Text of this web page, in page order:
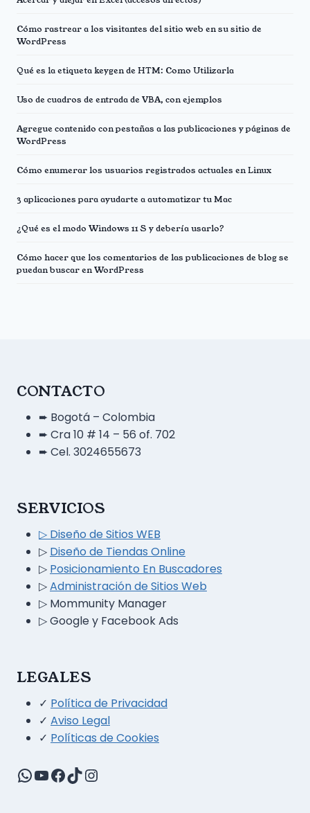
Cómo rastrear a los visitantes del sitio web en su sitio de
WordPress
Qué es la etiqueta keygen de HTM: Como Utilizarla
Uso de cuadros de entrada de VBA, con ejemplos
Agregue contenido con pestañas a las publicaciones y páginas de
WordPress
Cómo enumerar los usuarios registrados actuales en Linux
3 aplicaciones para ayudarte a automatizar tu Mac
¿Qué es el modo Windows 11 S y debería usarlo?
Cómo hacer que los comentarios de las publicaciones de blog se
puedan buscar en WordPress
CONTACTO
➨ Bogotá – Colombia
➨ Cra 10 # 14 – 56 of. 702
➨ Cel. 3024655673
SERVICIOS
▷ Diseño deSitios WEB
▷ Diseño de Tiendas Online
▷ Posicionamiento En Buscadores
▷Administración de Sitios Web
▷ Mommunity Manager
▷ Google y Facebook Ads
LEGALES
✓ Política de Privacidad
✓ Aviso Legal
✓ Políticas de Cookies
WhatsApp
YouTube
Facebook
TikTokInstagram